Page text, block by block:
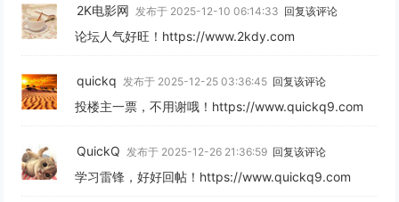
2K电影网 发布于 2025-12-10 06:14:33 回复该评论
论坛人气好旺！https://www.2kdy.com
quickq 发布于 2025-12-25 03:36:45 回复该评论
投楼主一票，不用谢哦！https://www.quickq9.com
QuickQ 发布于 2025-12-26 21:36:59 回复该评论
学习雷锋，好好回帖！https://www.quickq9.com